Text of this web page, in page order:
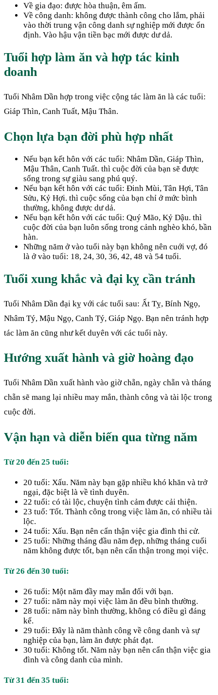
Về gia đạo: được hòa thuận, êm ấm.
Về công danh: không được thành công cho lắm, phải
vào thời trung vận công danh sự nghiệp mới được ổn
định. Vào hậu vận tiền bạc mới được dư dả.
Tuổi hợp làm ăn và hợp tác kinh
doanh
Tuổi Nhâm Dần hợp trong việc cộng tác làm ăn là các tuổi:
Giáp Thìn, Canh Tuất, Mậu Thân.
Chọn lựa bạn đời phù hợp nhất
Nếu bạn kết hôn với các tuổi: Nhâm Dần, Giáp Thìn,
Mậu Thân, Canh Tuất. thì cuộc đời của bạn sẽ được
sống trong sự giàu sang phú quý.
Nếu bạn kết hôn với các tuổi: Đinh Mùi, Tân Hợi, Tân
Sửu, Kỷ Hợi. thì cuộc sống của bạn chỉ ở mức bình
thường, không được dư dả.
Nếu bạn kết hôn với các tuổi: Quý Mão, Kỷ Dậu. thì
cuộc đời của bạn luôn sống trong cảnh nghèo khó, bần
hàn.
Những năm ở vào tuổi này bạn không nên cuới vợ, đó
là ở vào tuổi: 18, 24, 30, 36, 42, 48 và 54 tuổi.
Tuổi xung khắc và đại kỵ cần tránh
Tuổi Nhâm Dần đại kỵ với các tuổi sau: Ất Tỵ, Bính Ngọ,
Nhâm Tý, Mậu Ngọ, Canh Tý, Giáp Ngọ. Bạn nên tránh hợp
tác làm ăn cũng như kết duyên với các tuổi này.
Hướng xuất hành và giờ hoàng đạo
Tuổi Nhâm Dần xuất hành vào giờ chẵn, ngày chẵn và tháng
chẵn sẽ mang lại nhiều may mắn, thành công và tài lộc trong
cuộc đời.
Vận hạn và diễn biến qua từng năm
Từ 20 đến 25 tuổi:
20 tuổi: Xấu. Năm này bạn gặp nhiều khó khăn và trở
ngại, đặc biệt là về tình duyên.
22 tuổi: có tài lộc, chuyện tình cảm được cải thiện.
23 tuổ: Tốt. Thành công trong việc làm ăn, có nhiều tài
lộc.
24 tuổi: Xấu. Bạn nên cẩn thận việc gia đình thi cử.
25 tuổi: Những tháng đầu năm đẹp, những tháng cuối
năm không được tốt, bạn nên cẩn thận trong mọi việc.
Từ 26 đến 30 tuổi:
26 tuổi: Một năm đầy may mắn đối với bạn.
27 tuổi: năm này mọi việc làm ăn đều bình thường.
28 tuổi: năm này bình thường, không có điều gì đáng
kể.
29 tuổi: Đây là năm thành công về công danh và sự
nghiệp của bạn, làm ăn được phát đạt.
30 tuổi: Không tốt. Năm này bạn nên cẩn thận việc gia
đình và công danh của mình.
Từ 31 đến 35 tuổi: